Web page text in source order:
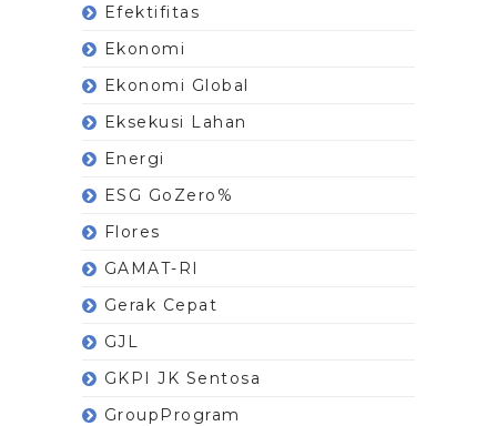
Efektifitas
Ekonomi
Ekonomi Global
Eksekusi Lahan
Energi
ESG GoZero%
Flores
GAMAT-RI
Gerak Cepat
GJL
GKPI JK Sentosa
GroupProgram